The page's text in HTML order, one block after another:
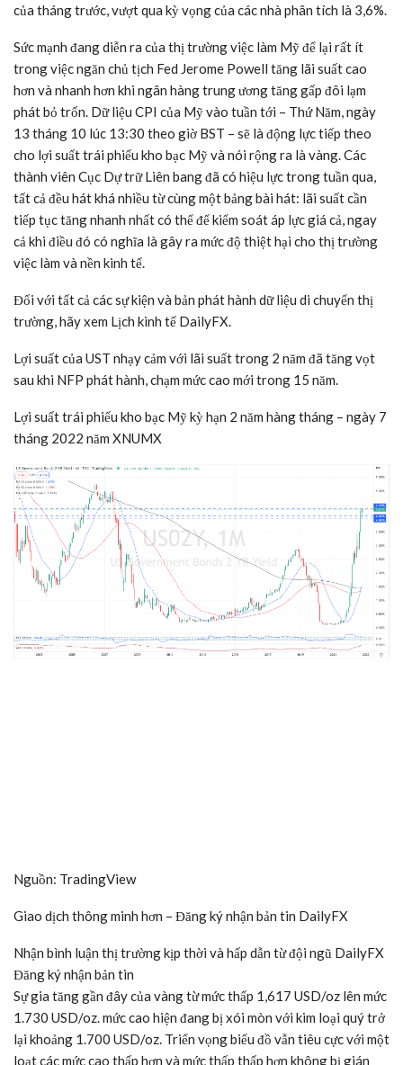
của tháng trước, vượt qua kỳ vọng của các nhà phân tích là 3,6%.
Sức mạnh đang diễn ra của thị trường việc làm Mỹ để lại rất ít
trong việc ngăn chủ tịch Fed Jerome Powell tăng lãi suất cao
hơn và nhanh hơn khi ngân hàng trung ương tăng gấp đôi lạm
phát bỏ trốn. Dữ liệu CPI của Mỹ vào tuần tới – Thứ Năm, ngày
13 tháng 10 lúc 13:30 theo giờ BST – sẽ là động lực tiếp theo
cho lợi suất trái phiếu kho bạc Mỹ và nói rộng ra là vàng. Các
thành viên Cục Dự trữ Liên bang đã có hiệu lực trong tuần qua,
tất cả đều hát khá nhiều từ cùng một bảng bài hát: lãi suất cần
tiếp tục tăng nhanh nhất có thể để kiểm soát áp lực giá cả, ngay
cả khi điều đó có nghĩa là gây ra mức độ thiệt hại cho thị trường
việc làm và nền kinh tế.
Đối với tất cả các sự kiện và bản phát hành dữ liệu di chuyển thị
trường, hãy xem Lịch kinh tế DailyFX.
Lợi suất của UST nhạy cảm với lãi suất trong 2 năm đã tăng vọt
sau khi NFP phát hành, chạm mức cao mới trong 15 năm.
Lợi suất trái phiếu kho bạc Mỹ kỳ hạn 2 năm hàng tháng – ngày 7
tháng 2022 năm XNUMX
Nguồn: TradingView
Giao dịch thông minh hơn – Đăng ký nhận bản tin DailyFX
Nhận bình luận thị trường kịp thời và hấp dẫn từ đội ngũ DailyFX
Đăng ký nhận bản tin
Sự gia tăng gần đây của vàng từ mức thấp 1,617 USD/oz lên mức
1.730 USD/oz. mức cao hiện đang bị xói mòn với kim loại quý trở
lại khoảng 1.700 USD/oz. Triển vọng biểu đồ vẫn tiêu cực với một
loạt các mức cao thấp hơn và mức thấp thấp hơn không bị gián